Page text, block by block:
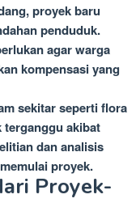
proyek baru
penduduk.
agar warga
kompensasi yang
sekitar seperti flora
terganggu akibat
dan analisis
proyek.
Proyek-